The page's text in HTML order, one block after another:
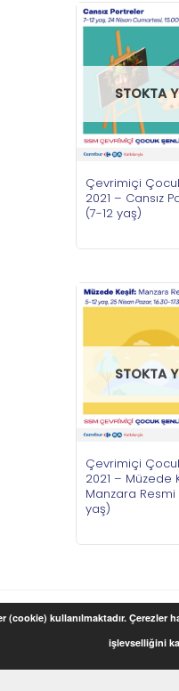
STOKTA
Çevrimiçi
2021 – Cansız
(7-12 yaş)
STOKTA
Çevrimiçi
2021 – Müzede
Manzara Resmi
yaş)
kullanılmaktadır.
işlevselliğini